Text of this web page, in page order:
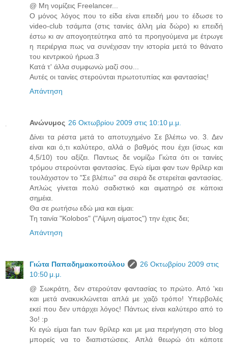
@ Μη νομίζεις Freelancer...
Ο μόνος λόγος που το είδα είναι επειδή μου το έδωσε το
video-club τσάμπα (στις ταινίες άλλη μία δώρο) κι επειδή
έστω κι αν απογοητεύτηκα από τα προηγούμενα με έτρωγε
η περιέργια πως να συνέχισαν την ιστορία μετά το θάνατο
του κεντρικού ήρωα.3
Κατά τ' άλλα συμφωνώ μαζί σου...
Αυτές οι ταινίες στερούνται πρωτοτυπίας και φαντασίας!
Απάντηση
Ανώνυμος 26 Οκτωβρίου 2009 στις 10:10 μ.μ.
Δίνει τα ρέστα μετά το αποτυχημένο Σε βλέπω νο. 3. Δεν
είναι και ό,τι καλύτερο, αλλά ο βαθμός που έχει (ίσως και
4,5/10) του αξίζει. Παντως δε νομίζω Γιώτα ότι οι ταινίες
τρόμου στερούνται φαντασίας. Εγώ είμαι φαν των θρίλερ και
τουλάχιστον το "Σε βλέπω" σα σειρά δε στερείται φαντασίας.
Απλώς γίνεται πολύ σαδιστικό και αιματηρό σε κάποια
σημέια.
Θα σε ρωτήσω εδώ μια και είμαι:
Τη ταινία "Kolobos" ("Λίμνη αίματος") την έχεις δει;
Απάντηση
Γιώτα Παπαδημακοπούλου
26 Οκτωβρίου 2009 στις
10:50 μ.μ.
@ Σωκράτη, δεν στερούταν φαντασίας το πρώτο. Από 'κει
και μετά ανακυκλώνεται απλά με χαζό τρόπο! Υπερβολές
εκεί που δεν υπάρχει λόγος! Πάντως είναι καλύτερο από το
3ο! :p
Κι εγώ είμαι fan των θρίλερ και με μια περιήγηση στο blog
μπορείς να το διαπιστώσεις. Απλά θεωρώ ότι κάποτε